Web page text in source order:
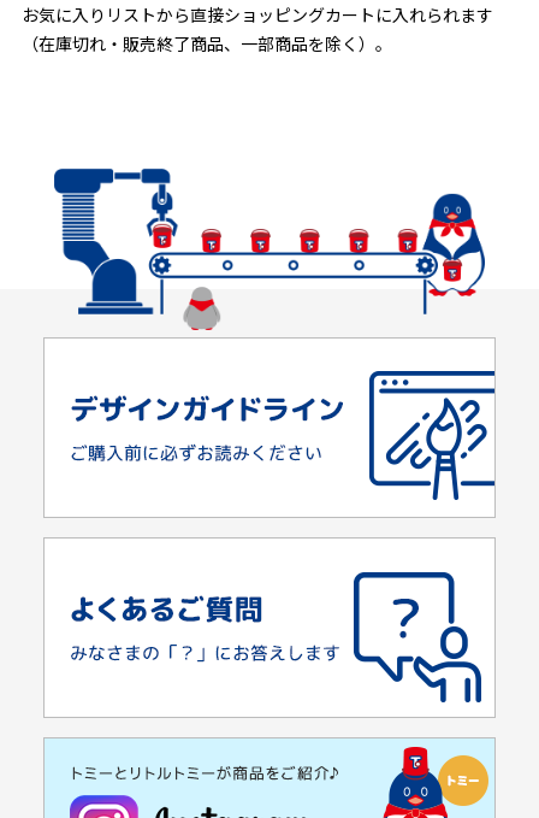
お気に入りリストから直接ショッピングカートに入れられます
（在庫切れ・販売終了商品、一部商品を除く）。